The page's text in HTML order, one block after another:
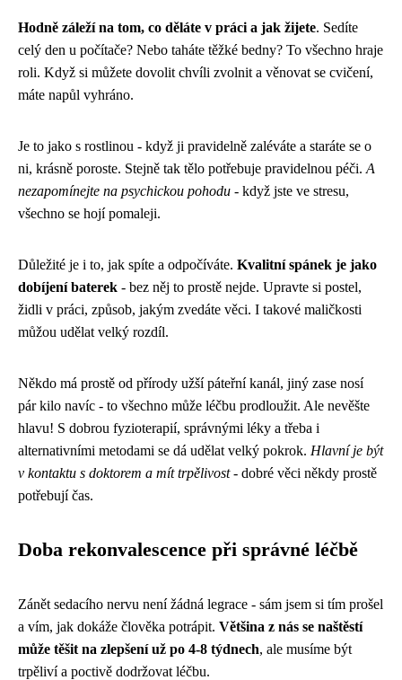
Hodně záleží na tom, co děláte v práci a jak žijete. Sedíte
celý den u počítače? Nebo taháte těžké bedny? To všechno hraje
roli. Když si můžete dovolit chvíli zvolnit a věnovat se cvičení,
máte napůl vyhráno.
Je to jako s rostlinou - když ji pravidelně zaléváte a staráte se o
ni, krásně poroste. Stejně tak tělo potřebuje pravidelnou péči. A
nezapomínejte na psychickou pohodu - když jste ve stresu,
všechno se hojí pomaleji.
Důležité je i to, jak spíte a odpočíváte. Kvalitní spánek je jako
dobíjení baterek - bez něj to prostě nejde. Upravte si postel,
židli v práci, způsob, jakým zvedáte věci. I takové maličkosti
můžou udělat velký rozdíl.
Někdo má prostě od přírody užší páteřní kanál, jiný zase nosí
pár kilo navíc - to všechno může léčbu prodloužit. Ale nevěšte
hlavu! S dobrou fyzioterapií, správnými léky a třeba i
alternativními metodami se dá udělat velký pokrok. Hlavní je být
v kontaktu s doktorem a mít trpělivost- dobré věci někdy prostě
potřebují čas.
Doba rekonvalescence při správné léčbě
Zánět sedacího nervu není žádná legrace - sám jsem si tím prošel
a vím, jak dokáže člověka potrápit. Většina z nás se naštěstí
může těšit na zlepšení už po 4-8 týdnech, ale musíme být
trpěliví a poctivě dodržovat léčbu.